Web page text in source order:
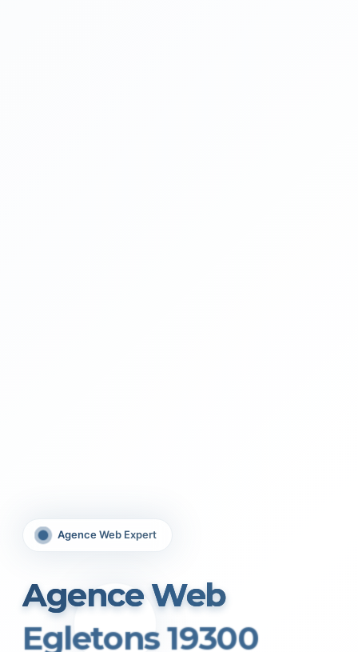
Agence Web Expert
Agence Web
Egletons 19300